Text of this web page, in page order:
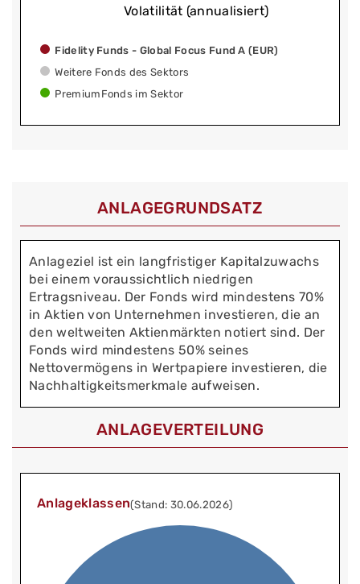
Volatilität (annualisiert)
Fidelity Funds - Global Focus Fund A (EUR)
Weitere Fonds des Sektors
PremiumFonds im Sektor
ANLAGEGRUNDSATZ
Anlageziel ist ein langfristiger Kapitalzuwachs
bei einem voraussichtlich niedrigen
Ertragsniveau. Der Fonds wird mindestens 70%
in Aktien von Unternehmen investieren, die an
den weltweiten Aktienmärkten notiert sind. Der
Fonds wird mindestens 50% seines
Nettovermögens in Wertpapiere investieren, die
Nachhaltigkeitsmerkmale aufweisen.
ANLAGEVERTEILUNG
Anlageklassen(Stand: 30.06.2026)